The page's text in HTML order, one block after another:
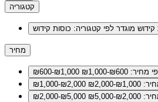
קטגוריה
קידוש מוגדר לפי קטגוריה: כוסות קידוש
מחיר
₪600-₪1,000
₪600-₪1,000
₪1,000-₪2,000
₪2,000
₪2,000-₪5,000
₪5,000